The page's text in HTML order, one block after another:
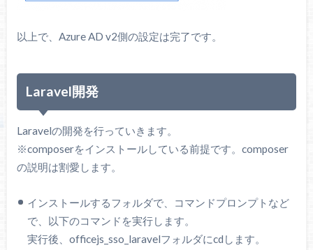
以上で、Azure AD v2側の設定は完了です。
Laravel開発
Laravelの開発を行っていきます。
※composerをインストールしている前提です。composer
の説明は割愛します。
インストールするフォルダで、コマンドプロンプトなど
で、以下のコマンドを実行します。
実行後、officejs_sso_laravelフォルダにcdします。